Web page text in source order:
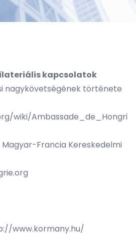
kapcsolatok
nagykövetségének története
wiki/Ambassade_de_Hongri
Francia Kereskedelmi
www.kormany.hu/